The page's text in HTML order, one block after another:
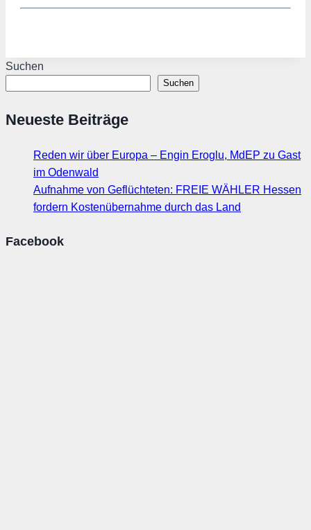
Suchen
Suchen
Neueste Beiträge
Reden wir über Europa – Engin Eroglu, MdEP zu Gast
im Odenwald
Aufnahme von Geflüchteten: FREIE WÄHLER Hessen
fordern Kostenübernahme durch das Land
Facebook